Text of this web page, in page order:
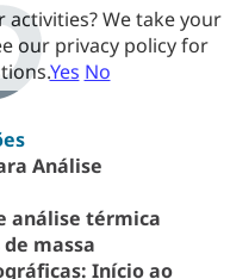
Análise
análise térmica
massa
Início ao
We take your
our privacy policy for
Yes No